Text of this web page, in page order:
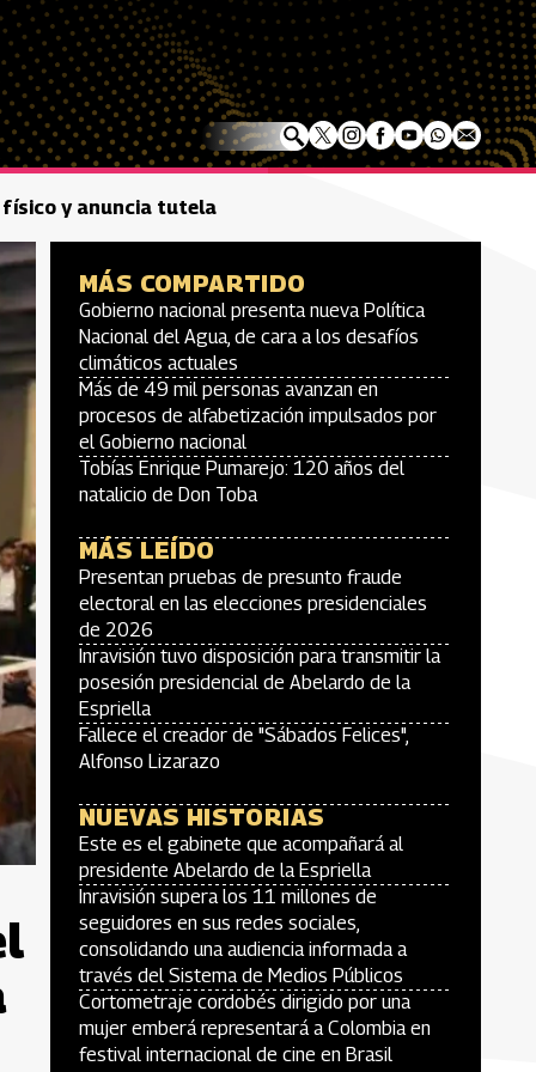
y anuncia tutela
MÁS COMPARTIDO
Gobierno nacional presenta nueva Política
Nacional del Agua, de cara a los desafíos
climáticos actuales
Más de 49 mil personas avanzan en
procesos de alfabetización impulsados por
el Gobierno nacional
Tobías Enrique Pumarejo: 120 años del
natalicio de Don Toba
MÁS LEÍDO
Presentan pruebas de presunto fraude
electoral en las elecciones presidenciales
de 2026
Inravisión tuvo disposición para transmitir la
posesión presidencial de Abelardo de la
Espriella
Fallece el creador de "Sábados Felices",
Alfonso Lizarazo
NUEVAS HISTORIAS
Este es el gabinete que acompañará al
presidente Abelardo de la Espriella
Inravisión supera los 11 millones de
seguidores en sus redes sociales,
consolidando una audiencia informada a
través del Sistema de Medios Públicos
Cortometraje cordobés dirigido por una
mujer emberá representará a Colombia en
festival internacional de cine en Brasil